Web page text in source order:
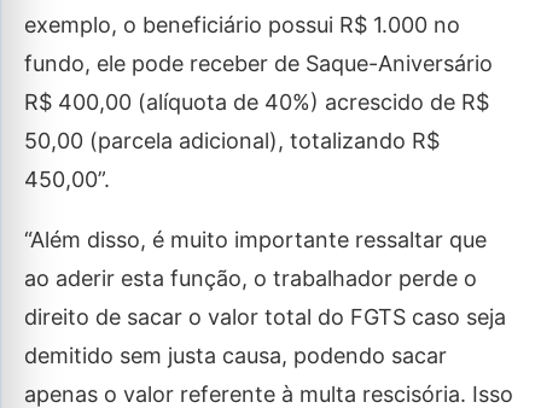
exemplo, o beneficiário possui R$ 1.000 no
fundo, ele pode receber de Saque-Aniversário
R$ 400,00 (alíquota de 40%) acrescido de R$
50,00 (parcela adicional), totalizando R$
450,00”.
“Além disso, é muito importante ressaltar que
ao aderir esta função, o trabalhador perde o
direito de sacar o valor total do FGTS caso seja
demitido sem justa causa, podendo sacar
apenas o valor referente à multa rescisória. Isso